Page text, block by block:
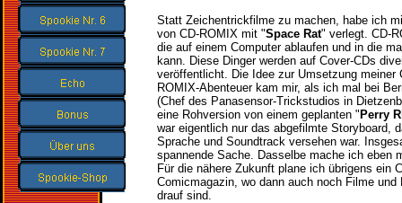
Statt Zeichentrickfilme zu machen, habe ich
von CD-ROMIX mit "Space Rat" verlegt. CD-
die auf einem Computer ablaufen und in die
kann. Diese Dinger werden auf Cover-CDs
veröffentlicht. Die Idee zur Umsetzung meiner
ROMIX-Abenteuer kam mir, als ich mal bei
(Chef des Panasensor-Trickstudios in
eine Rohversion von einem geplanten " Perry
war eigentlich nur das abgefilmte Storyboard,
Sprache und Soundtrack versehen war.
spannende Sache. Dasselbe mache ich eben
Für die nähere Zukunft plane ich übrigens ein
Comicmagazin, wo dann auch noch Filme und
drauf sind.